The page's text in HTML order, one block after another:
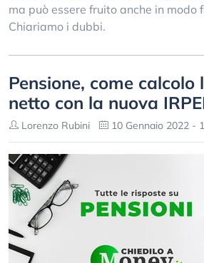
ma può essere fruito anche in modo
Chiariamo i dubbi.
Pensione, come calcolo
netto con la nuova
Lorenzo Rubini 10 Gennaio 2022 -